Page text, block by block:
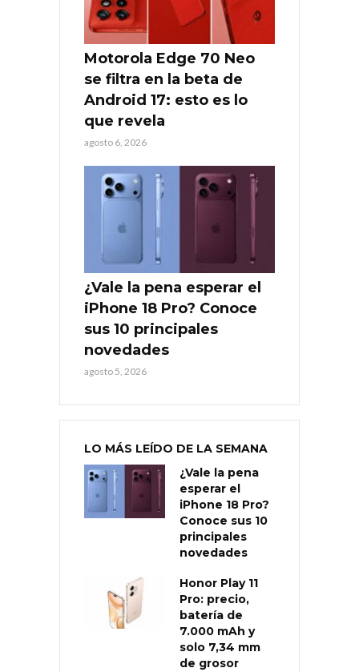
Motorola Edge 70 Neo
se filtra en la beta de
Android 17: esto es lo
que revela
agosto 6, 2026
¿Vale la pena esperar el
iPhone 18 Pro? Conoce
sus 10 principales
novedades
agosto 5, 2026
LO MÁS LEÍDO DE LA SEMANA
¿Vale la pena
esperar el
iPhone 18 Pro?
Conoce sus 10
principales
novedades
Honor Play 11
Pro: precio,
batería de
7.000 mAh y
solo 7,34 mm
de grosor